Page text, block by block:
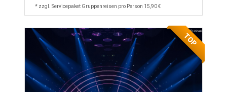
* zzgl. Servicepaket Gruppenreisen pro Person 15,90 €
TOP